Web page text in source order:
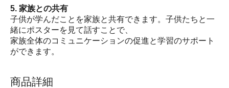
5. 家族との共有
子供が学んだことを家族と共有できます。子供たちと一
緒にポスターを見て話すことで、
家族全体のコミュニケーションの促進と学習のサポート
ができます。
商品詳細